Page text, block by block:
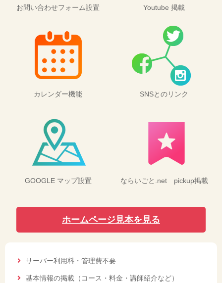
お問い合わせフォーム設置 Youtube 掲載
カレンダー機能 SNSとのリンク
GOOGLE マップ設置 ならいごと.net pickup掲載
ホームページ見本を見る
サーバー利用料・管理費不要
基本情報の掲載（コース・料金・講師紹介など）